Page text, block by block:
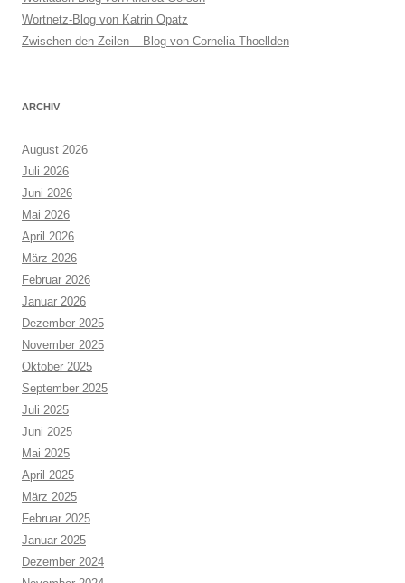
Wortnetz-Blog von Katrin Opatz
Zwischen den Zeilen – Blog von Cornelia Thoellden
ARCHIV
August 2026
Juli 2026
Juni 2026
Mai 2026
April 2026
März 2026
Februar 2026
Januar 2026
Dezember 2025
November 2025
Oktober 2025
September 2025
Juli 2025
Juni 2025
Mai 2025
April 2025
März 2025
Februar 2025
Januar 2025
Dezember 2024